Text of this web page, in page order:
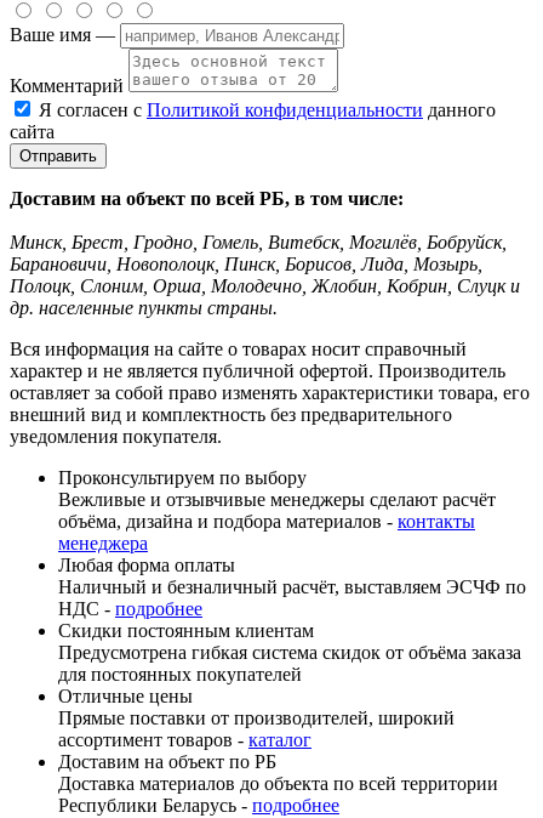
Ваше имя —
Комментарий
Я согласен с Политикой конфиденциальности данного
сайта
Доставим на объект по всей РБ, в том числе:
Минск, Брест, Гродно, Гомель, Витебск, Могилёв, Бобруйск,
Барановичи, Новополоцк, Пинск, Борисов, Лида, Мозырь,
Полоцк, Слоним, Орша, Молодечно, Жлобин, Кобрин, Слуцк и
др. населенные пункты страны.
Вся информация на сайте о товарах носит справочный
характер и не является публичной офертой. Производитель
оставляет за собой право изменять характеристики товара, его
внешний вид и комплектность без предварительного
уведомления покупателя.
Проконсультируем по выбору
Вежливые и отзывчивые менеджеры сделают расчёт
объёма, дизайна и подбора материалов - контакты
менеджера
Любая форма оплаты
Наличный и безналичный расчёт, выставляем ЭСЧФ по
НДС - подробнее
Скидки постоянным клиентам
Предусмотрена гибкая система скидок от объёма заказа
для постоянных покупателей
Отличные цены
Прямые поставки от производителей, широкий
ассортимент товаров - каталог
Доставим на объект по РБ
Доставка материалов до объекта по всей территории
Республики Беларусь - подробнее